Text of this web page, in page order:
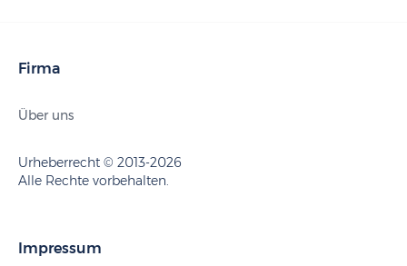
Firma
Über uns
Urheberrecht © 2013-2026
Alle Rechte vorbehalten.
Impressum